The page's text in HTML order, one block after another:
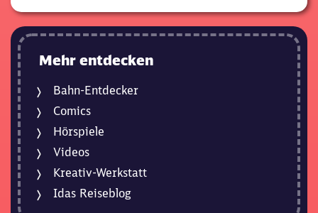
Mehr entdecken
Bahn-Entdecker
Comics
Hörspiele
Videos
Kreativ-Werkstatt
Idas Reiseblog